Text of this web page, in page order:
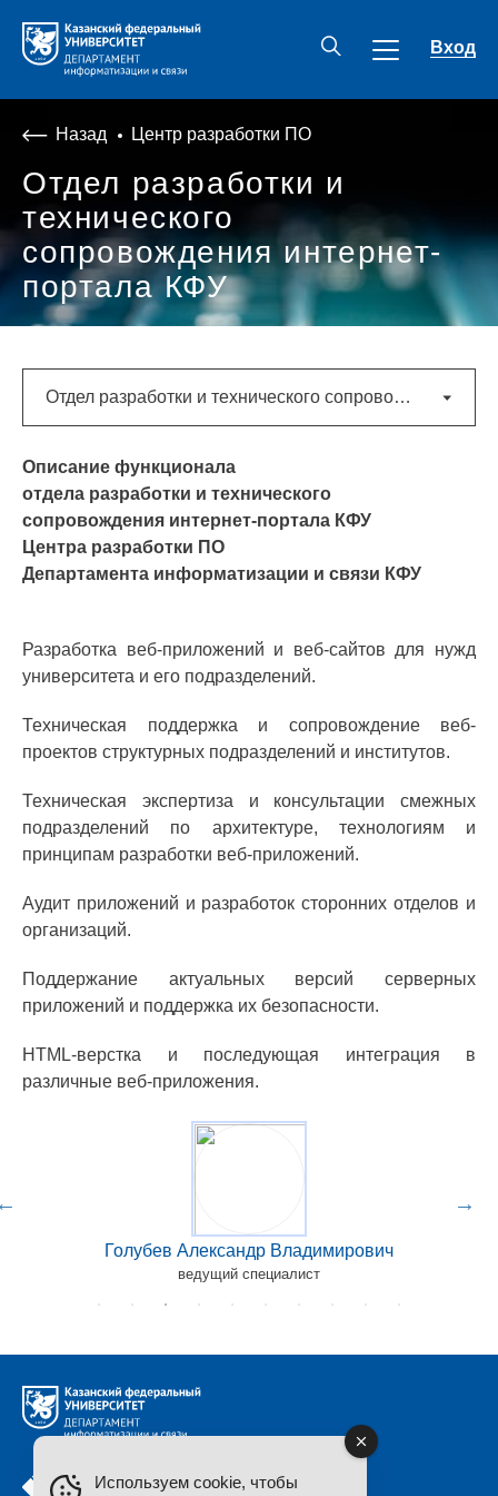
Вход
Назад Центр разработки ПО
Отдел разработки и
технического
сопровождения интернет-
портала КФУ
Отдел разработки и технического сопровождения интернет-портала КФУ
Описание функционала
отдела разработки и технического
сопровождения интернет-портала КФУ
Центра разработки ПО
Департамента информатизации и связи КФУ
Разработка веб-приложений и веб-сайтов для нужд
университета и его подразделений.
Техническая поддержка и сопровождение веб-
проектов структурных подразделений и институтов.
Техническая экспертиза и консультации смежных
подразделений по архитектуре, технологиям и
принципам разработки веб-приложений.
Аудит приложений и разработок сторонних отделов и
организаций.
Поддержание актуальных версий серверных
приложений и поддержка их безопасности.
HTML-верстка и последующая интеграция в
различные веб-приложения.
Голубев Александр Владимирович
ведущий специалист
Используем cookie, чтобы